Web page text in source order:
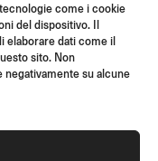
come i cookie
del dispositivo. Il
elaborare dati come il
sito. Non
su alcune